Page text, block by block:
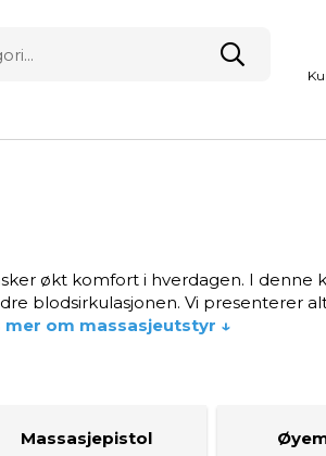
økt komfort i hverdagen. I denne
blodsirkulasjonen. Vi presenterer
mer om massasjeutstyr ↓
Massasjepistol